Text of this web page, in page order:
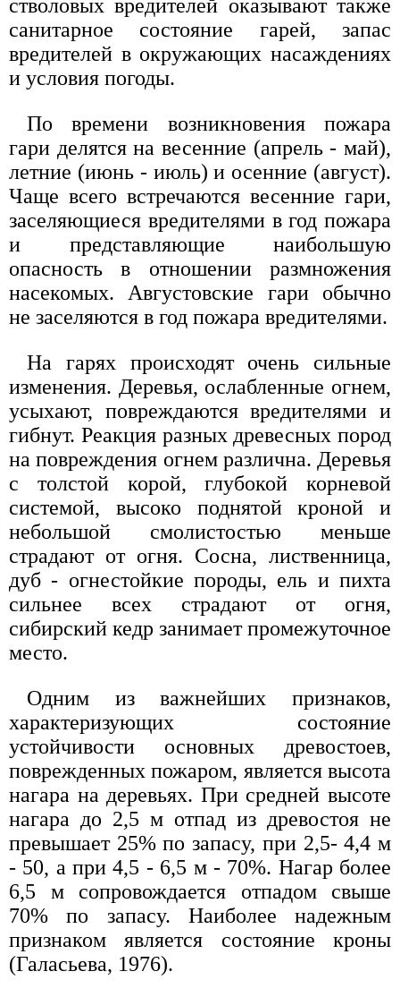
стволовых вредителей оказывают также
санитарное состояние гарей, запас
вредителей в окружающих насаждениях
и условия погоды.
По времени возникновения пожара
гари делятся на весенние (апрель - май),
летние (июнь - июль) и осенние (август).
Чаще всего встречаются весенние гари,
заселяющиеся вредителями в год пожара
и представляющие наибольшую
опасность в отношении размножения
насекомых. Августовские гари обычно
не заселяются в год пожара вредителями.
На гарях происходят очень сильные
изменения. Деревья, ослабленные огнем,
усыхают, повреждаются вредителями и
гибнут. Реакция разных древесных пород
на повреждения огнем различна. Деревья
с толстой корой, глубокой корневой
системой, высоко поднятой кроной и
небольшой смолистостью меньше
страдают от огня. Сосна, лиственница,
дуб - огнестойкие породы, ель и пихта
сильнее всех страдают от огня,
сибирский кедр занимает промежуточное
место.
Одним из важнейших признаков,
характеризующих состояние
устойчивости основных древостоев,
поврежденных пожаром, является высота
нагара на деревьях. При средней высоте
нагара до 2,5 м отпад из древостоя не
превышает 25% по запасу, при 2,5- 4,4 м
- 50, а при 4,5 - 6,5 м - 70%. Нагар более
6,5 м сопровождается отпадом свыше
70% по запасу. Наиболее надежным
признаком является состояние кроны
(Галасьева, 1976).